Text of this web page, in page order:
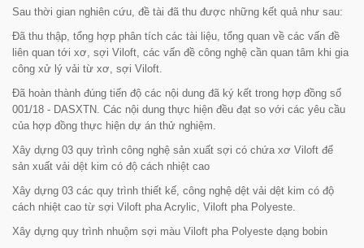
Sau thời gian nghiên cứu, đề tài đã thu được những kết quả như sau:
Đã thu thập, tổng hợp phân tích các tài liệu, tổng quan về các vấn đề
liên quan tới xơ, sợi Viloft, các vấn đề công nghệ cần quan tâm khi gia
công xử lý vải từ xơ, sợi Viloft.
Đã hoàn thành đúng tiến độ các nội dung đã ký kết trong hợp đồng số
001/18 - DASXTN. Các nội dung thực hiện đều đạt so với các yêu cầu
của hợp đồng thực hiện dự án thử nghiệm.
Xây dựng 03 quy trình công nghệ sản xuất sợi có chứa xơ Viloft để
sản xuất vải dệt kim có độ cách nhiệt cao
Xây dựng 03 các quy trình thiết kế, công nghệ dệt vải dệt kim có độ
cách nhiệt cao từ sợi Viloft pha Acrylic, Viloft pha Polyeste.
Xây dựng quy trình nhuộm sợi màu Viloft pha Polyeste dạng bobin